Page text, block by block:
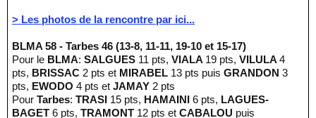
> Les photos de la rencontre par ici...
BLMA 58 - Tarbes 46 (13-8, 11-11, 19-10 et 15-17)
Pour le BLMA: SALGUES 11 pts, VIALA 19 pts, VILULA 4
pts, BRISSAC 2 pts et MIRABEL 13 pts puis GRANDON 3
pts, EWODO 4 pts et JAMAY 2 pts
Pour Tarbes: TRASI 15 pts, HAMAINI 6 pts, LAGUES-
BAGET 6 pts, TRAMONT 12 pts et CABALOU puis